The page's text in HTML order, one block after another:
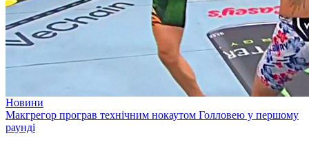
Новини
Макгрегор програв технічним нокаутом Голловею у першому
раунді